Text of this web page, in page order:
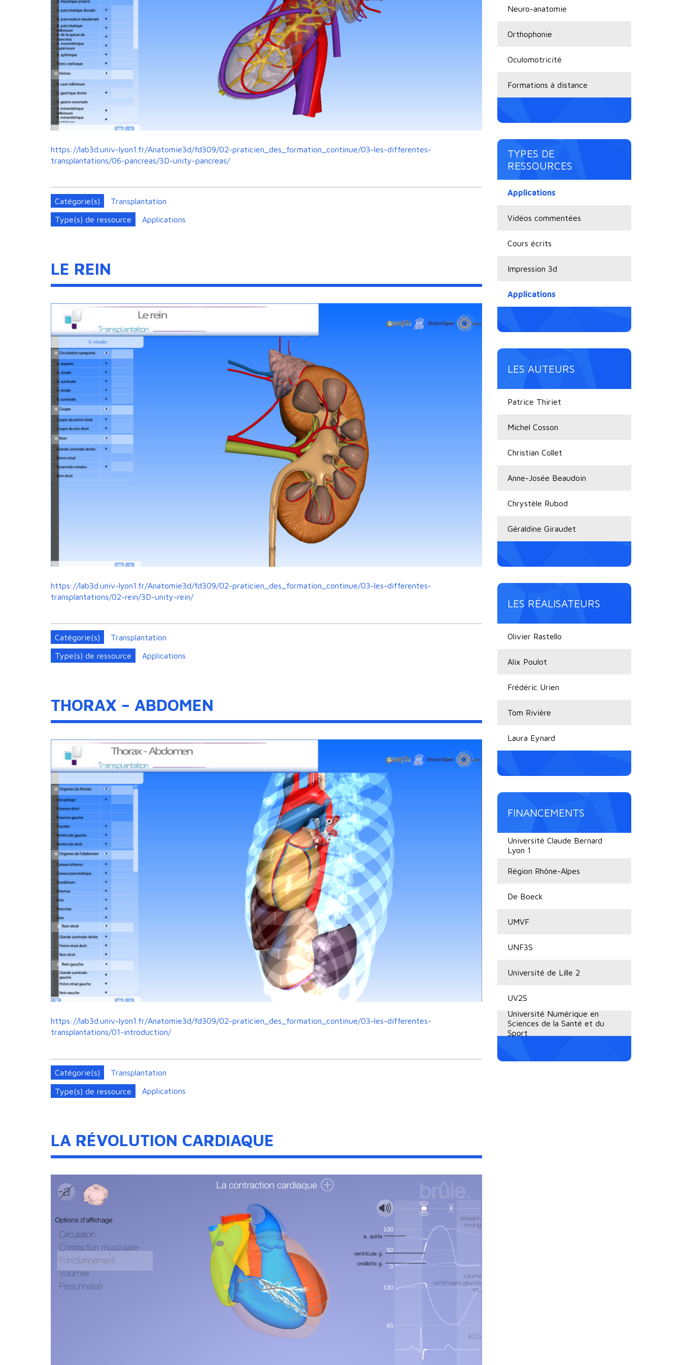
https://lab3d.univ-lyon1.fr/Anatomie3d/fd309/02-praticien_des_formation_continue/03-les-differentes-
transplantations/06-pancreas/3D-unity-pancreas/
Catégorie(s) Transplantation
Type(s) de ressource Applications
LE REIN
https://lab3d.univ-lyon1.fr/Anatomie3d/fd309/02-praticien_des_formation_continue/03-les-differentes-
transplantations/02-rein/3D-unity-rein/
Catégorie(s) Transplantation
Type(s) de ressource Applications
THORAX – ABDOMEN
https://lab3d.univ-lyon1.fr/Anatomie3d/fd309/02-praticien_des_formation_continue/03-les-differentes-
transplantations/01-introduction/
Catégorie(s) Transplantation
Type(s) de ressource Applications
LA RÉVOLUTION CARDIAQUE
Neuro-anatomie
Orthophonie
Oculomotricité
Formations à distance
TYPES DE
RESSOURCES
Applications
Vidéos commentées
Cours écrits
Impression 3d
Applications
LES AUTEURS
Patrice Thiriet
Michel Cosson
Christian Collet
Anne-Josée Beaudoin
Chrystèle Rubod
Géraldine Giraudet
LES RÉALISATEURS
Olivier Rastello
Alix Poulot
Frédéric Urien
Tom Rivière
Laura Eynard
FINANCEMENTS
Université Claude Bernard
Lyon 1
Région Rhône-Alpes
De Boeck
UMVF
UNF3S
Université de Lille 2
UV2S
Université Numérique en
Sciences de la Santé et du
Sport